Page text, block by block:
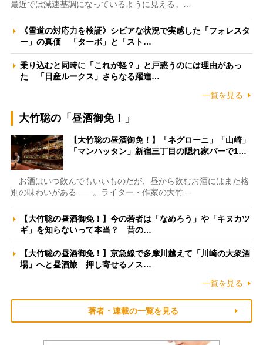
最近では減速基調になっているように見える。…
《雪道の対応力を検証》シビアな状況で実感した「フォレスタ
ー」の真価 「ターボ」と「スト…
乗り込むと同時に「これが軽？」と戸惑うのには理由があっ
た 「日産ルークス」さらなる躍進…
一覧を見る
大竹聡の「昼酒御免！」
【大竹聡の昼酒御免！】「ネグローニ」「山崎」
「マンハッタン」新宿三丁目の隠れ家バーで1…
お酒はいつ飲んでもいいものだが、昼から飲むお酒にはまた格
別の味わいがある――。ライター・作家の大竹…
【大竹聡の昼酒御免！】今の若者は「なめろう」や「キヌカツ
ギ」を知らないって本当？ 昔の…
【大竹聡の昼酒御免！】京急線で多摩川越えて「川崎の大衆酒
場」へと昼酒旅 押し寄せるノス…
一覧を見る
著者・連載の一覧を見る